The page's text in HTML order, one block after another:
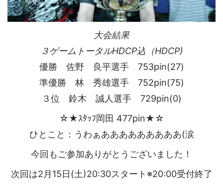
大会結果
３ゲームトータルHDCP込（HDCP)
優勝 佐野 良平選手 753pin(27)
準優勝 林 秀雄選手 752pin(75)
３位 鈴木 誠人選手 729pin(0)
☆★ｽﾀｯﾌ岡田 477pin★☆
ひとこと：うわぁあああああああああ(涙
今回もご参加ありがとうございました！
次回は2月15日(土)20:30スタート※20:00受付終了